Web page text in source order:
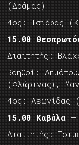
(Δράμας)
4ος: Τσιάρας
15.00
Διαιτητής:
Βοηθοί:
(Φλώρινας),
4ος: Λεωνίδας
15.00 Καβάλα –
Διαιτητής: